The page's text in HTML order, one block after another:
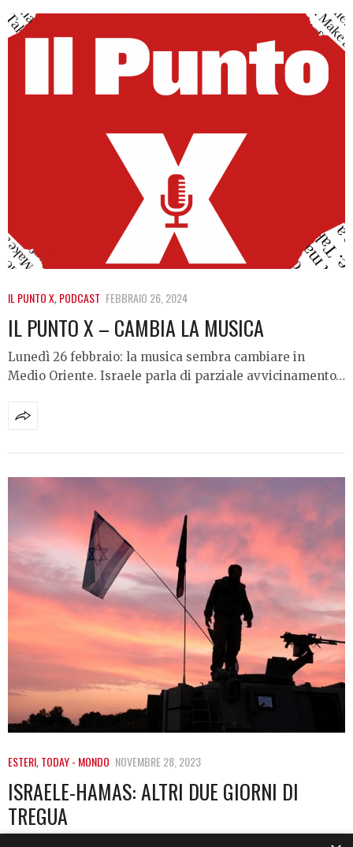
IL PUNTO X,PODCAST FEBBRAIO 26, 2024
IL PUNTO X – CAMBIA LA MUSICA
Lunedì 26 febbraio: la musica sembra cambiare in
Medio Oriente. Israele parla di parziale avvicinamento…
ESTERI,TODAY - MONDO NOVEMBRE 28, 2023
ISRAELE-HAMAS: ALTRI DUE GIORNI DI
TREGUA